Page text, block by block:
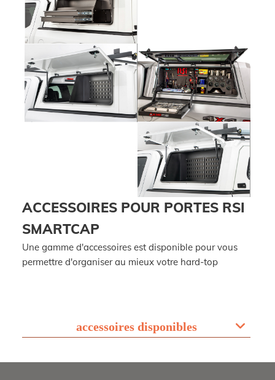
ACCESSOIRES POUR PORTES RSI
SMARTCAP
Une gamme d'accessoires est disponible pour vous
permettre d'organiser au mieux votre hard-top
accessoires disponibles